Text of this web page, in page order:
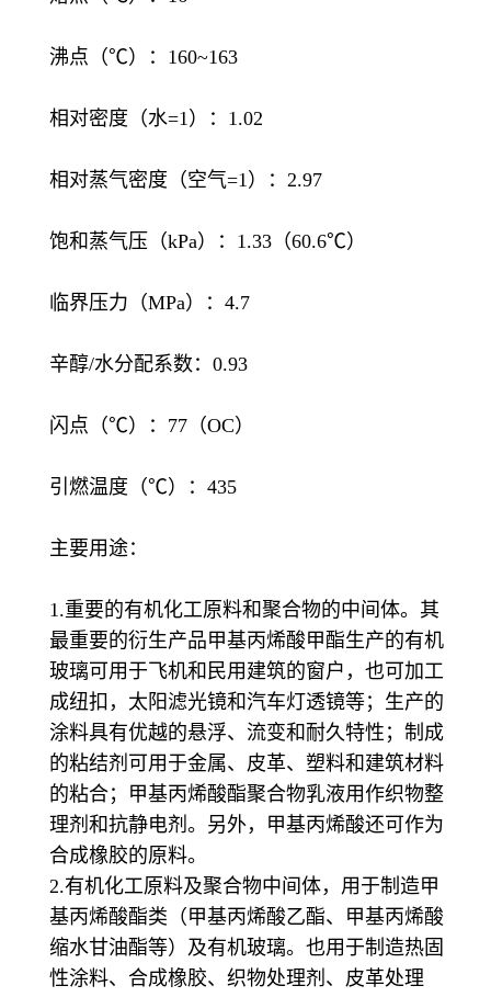
沸点（℃）：160~163
相对密度（水=1）：1.02
相对蒸气密度（空气=1）：2.97
饱和蒸气压（kPa）：1.33（60.6℃）
临界压力（MPa）：4.7
辛醇/水分配系数：0.93
闪点（℃）：77（OC）
引燃温度（℃）：435
主要用途：
1.重要的有机化工原料和聚合物的中间体。其
最重要的衍生产品甲基丙烯酸甲酯生产的有机
玻璃可用于飞机和民用建筑的窗户，也可加工
成纽扣，太阳滤光镜和汽车灯透镜等；生产的
涂料具有优越的悬浮、流变和耐久特性；制成
的粘结剂可用于金属、皮革、塑料和建筑材料
的粘合；甲基丙烯酸酯聚合物乳液用作织物整
理剂和抗静电剂。另外，甲基丙烯酸还可作为
合成橡胶的原料。
2.有机化工原料及聚合物中间体，用于制造甲
基丙烯酸酯类（甲基丙烯酸乙酯、甲基丙烯酸
缩水甘油酯等）及有机玻璃。也用于制造热固
性涂料、合成橡胶、织物处理剂、皮革处理